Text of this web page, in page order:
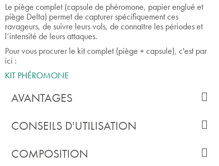
Le piège complet (capsule de phéromone, papier englué et
piège Delta) permet de capturer spécifiquement ces
ravageurs, de suivre leurs vols, de connaître les périodes et
l’intensité de leurs attaques.
Pour vous procurer le kit complet (piège + capsule), c'est par
ici :
KIT PHÉROMONE
AVANTAGES
CONSEILS D'UTILISATION
COMPOSITION